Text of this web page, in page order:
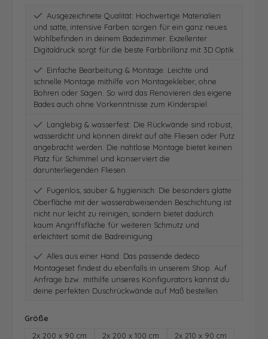
Ausgezeichnete Qualität: Hochwertige Materialien
und satte, intensive Farben sorgen für ein ganz neues
Wohlbefinden in deinem Badezimmer. Exzellenter
Digitaldruck sorgt für die beste Farbbrillanz mit 3D Optik
Einfache Bearbeitung & Montage: Leichte und
schnelle Montage mithilfe von Montagekleber, ohne
Bohren oder Sägen. So wird das Renovieren des eigene
Bades auch ohne Vorkenntnisse zum Kinderspiel.
Langlebig & wasserfest: Die Rückwände sind robust,
wasserdicht und können direkt auf alte Fliesen oder Putz
angebracht werden. Die nahtlose Montage bietet keinen
Platz für Schimmel und konserviert die
darunterliegenden Fliesen
Fugenlos, sauber & hygienisch: Die besonders glatte
Oberfläche mit der wasserabweisenden Beschichtung ist
nicht nur leicht zu reinigen, sondern bietet dadurch
kaum Angriffsfläche für weiteren Schmutz und
erleichtert somit die Badreinigung
Alles aus einer Hand: Das passende dedeco
Montageset findest du ebenfalls in unserem Shop. Auf
Anfrage bzw. mithilfe unseres Konfigurators kannst du
deine perfekten Duschrückwände auf Maß bestellen
Größe
2x 200 x 90 cm
2x 200 x 100 cm
2x 210 x 90 cm